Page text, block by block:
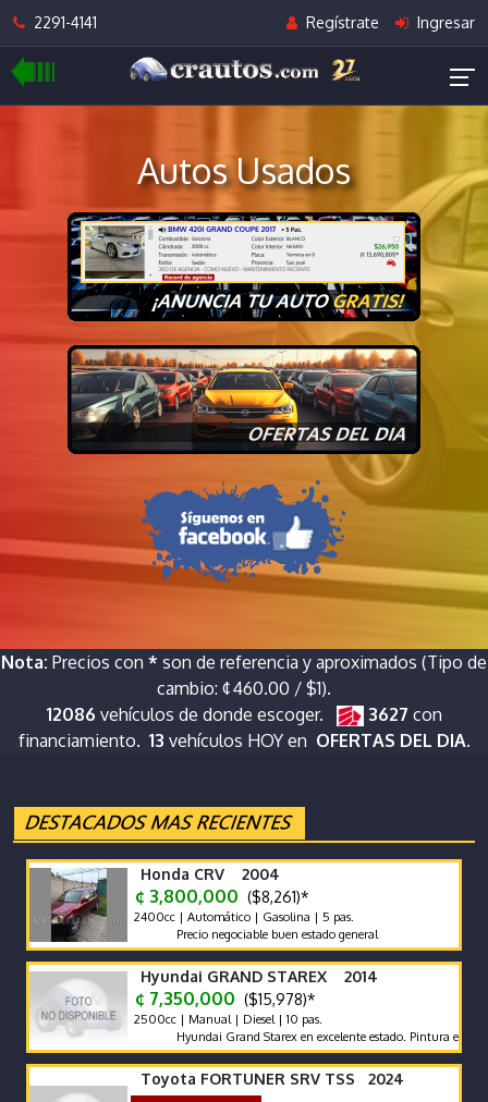
2291-4141 Regístrate Ingresar
Autos Usados
Nota: Precios con * son de referencia y aproximados (Tipo de
cambio: ¢460.00 / $1).
12086 vehículos de donde escoger. 3627 con
financiamiento. 13 vehículos HOY en OFERTAS DEL DIA.
Honda CRV 2004
¢ 3,800,000 ($8,261)*
2400cc | Automático | Gasolina | 5 pas.
Precio negociable buen estado general
Hyundai GRAND STAREX 2014
¢ 7,350,000 ($15,978)*
2500cc | Manual | Diesel | 10 pas.
Hyundai Grand Starex en excelente estado. Pintura exterior en
Toyota FORTUNER SRV TSS 2024